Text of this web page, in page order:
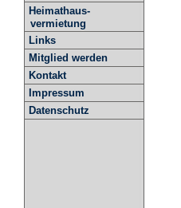
Heimathaus-
vermietung
Links
Mitglied werden
Kontakt
Impressum
Datenschutz